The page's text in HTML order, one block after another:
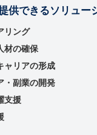
供できるソリュー
リング
材の確保
ャリアの形成
・副業の開発
支援